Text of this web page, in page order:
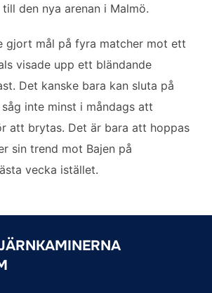
den nya arenan i Malmö.
gjort mål på fyra matcher mot ett
visade upp ett bländande
Det kanske bara kan sluta på
inte minst i måndags att
att brytas. Det är bara att hoppas
sin trend mot Bajen på
vecka istället.